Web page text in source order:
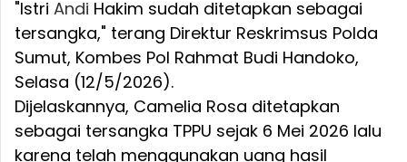
"Istri Andi Hakim sudah ditetapkan sebagai
tersangka," terang Direktur Reskrimsus Polda
Sumut, Kombes Pol Rahmat Budi Handoko,
Selasa (12/5/2026).
Dijelaskannya, Camelia Rosa ditetapkan
sebagai tersangka TPPU sejak 6 Mei 2026 lalu
karena telah menggunakan uang hasil